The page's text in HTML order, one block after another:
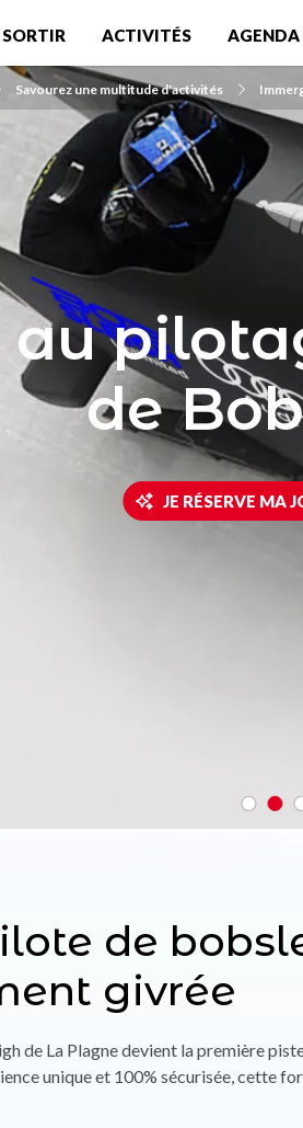
SORTIR ACTIVITÉS AGENDA
Savourez une multitude d'activités
de
JE RÉSERVE MA
de
givrée
de La Plagne devient la première
unique et 100% sécurisée, cette